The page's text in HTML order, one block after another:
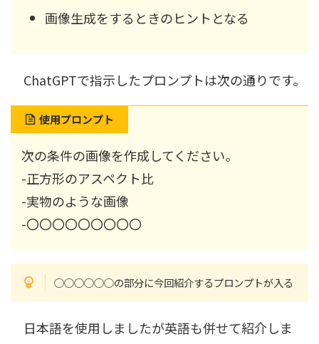
画像生成をするときのヒントとなる
ChatGPTで指示したプロンプトは次の通りです。
使用プロンプト
次の条件の画像を作成してください。
-正方形のアスペクト比
-実物のような画像
-〇〇〇〇〇〇〇〇〇
○○○○○○の部分に今回紹介するプロンプトが入る
日本語を使用しましたが英語も併せて紹介しま